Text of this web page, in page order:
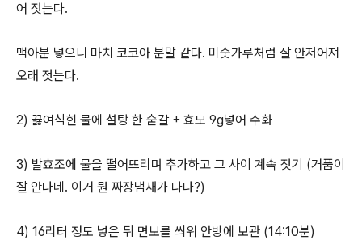
어 젓는다.
맥아분 넣으니 마치 코코아 분말 같다. 미숫가루처럼 잘 안저어져
오래 젓는다.
2) 끓여식힌 물에 설탕 한 숟갈 + 효모 9g넣어 수화
3) 발효조에 물을 떨어뜨리며 추가하고 그 사이 계속 젓기 (거품이
잘 안나네. 이거 뭔 짜장냄새가 나나?)
4) 16리터 정도 넣은 뒤 면보를 씌워 안방에 보관 (14:10분)